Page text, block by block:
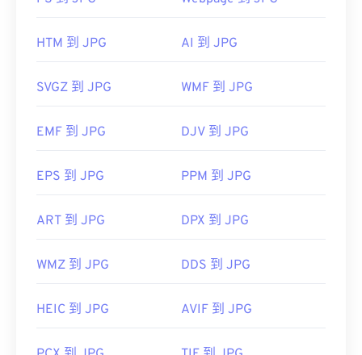
啟。若要選擇特定應用程式開啟文件，請右鍵單擊並
選擇“開啟方式”進行選擇。
Microsoft 應用程式（例如 Microsoft Photos）和
開發者： 聯合圖像專家群組
使用我們的顏色選擇器 從映像中擷取顏色
HTM 到 JPG AI 到 JPG
SVGZ 到 JPG WMF 到 JPG
EMF 到 JPG DJV 到 JPG
EPS 到 JPG PPM 到 JPG
ART 到 JPG DPX 到 JPG
WMZ 到 JPG DDS 到 JPG
HEIC 到 JPG AVIF 到 JPG